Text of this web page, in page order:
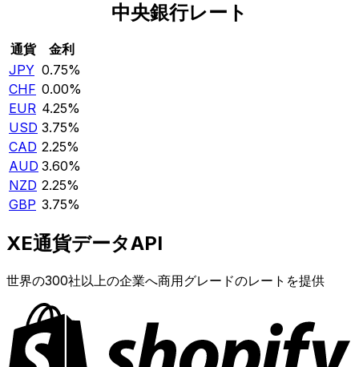
中央銀行レート
通貨
金利
JPY 0.75%
CHF 0.00%
EUR 4.25%
USD 3.75%
CAD 2.25%
AUD 3.60%
NZD 2.25%
GBP 3.75%
XE通貨データAPI
世界の300社以上の企業へ商用グレードのレートを提供